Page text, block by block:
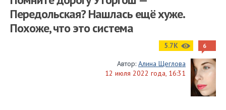
Передольская? Нашлась ещё хуже.
Похоже, что это система
5.7K 6
Автор: Алина Щеглова
12 июля 2022 года, 16:31